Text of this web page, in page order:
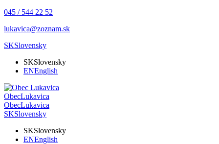
045 / 544 22 52
lukavica@zoznam.sk
SKSlovensky
SKSlovensky
ENEnglish
ObecLukavica
ObecLukavica
SKSlovensky
SKSlovensky
ENEnglish